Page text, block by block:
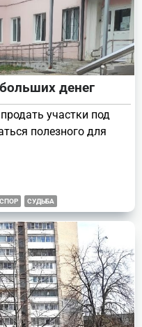
денег
участки под
полезного для
СПОР СУДЬБА